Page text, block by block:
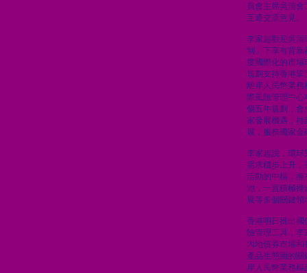
員會主席吳清
互通交流意見。
李家超歡迎吳清
制」下享有背靠
度國際化的市
規劃支持香港
離岸人民幣業務
際風險管理中
個五年規劃，會
家發展機遇，持
展，服務國家
李家超說，環球
需求穩步上升
活動的中樞，擁
池，一直積極推
展等多個關鍵領
香港明日推出國
險管理工具，
內地債券市場
產品生態圈的
岸人民幣業務